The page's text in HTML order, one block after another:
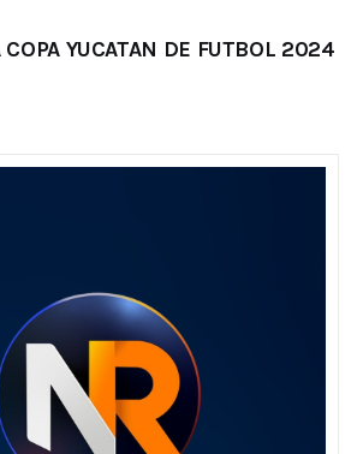
COPA YUCATAN DE FUTBOL 2024